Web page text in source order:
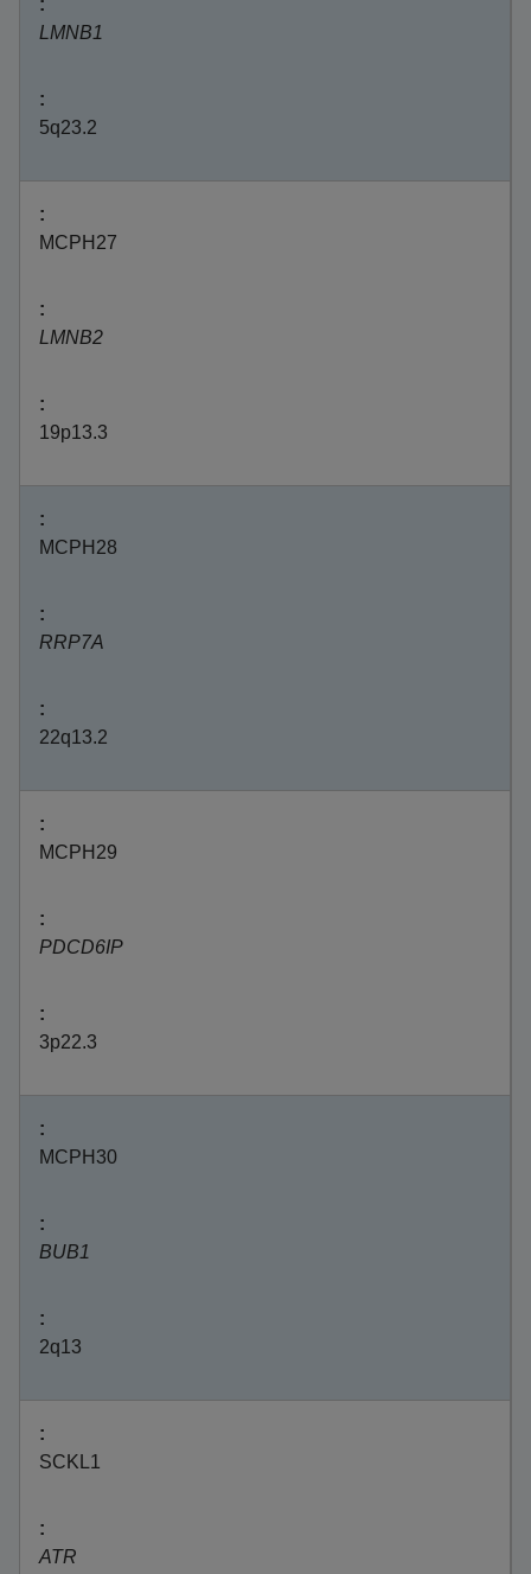
LMNB1
5q23.2
MCPH27
LMNB2
19p13.3
MCPH28
RRP7A
22q13.2
MCPH29
PDCD6IP
3p22.3
MCPH30
BUB1
2q13
SCKL1
ATR